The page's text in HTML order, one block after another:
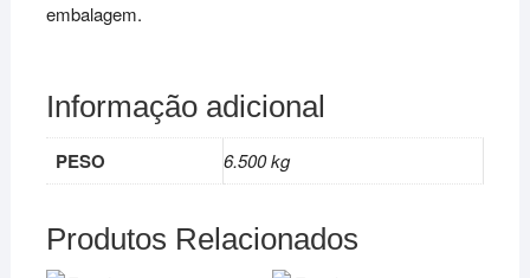
embalagem.
Informação adicional
PESO 6.500 kg
Produtos Relacionados